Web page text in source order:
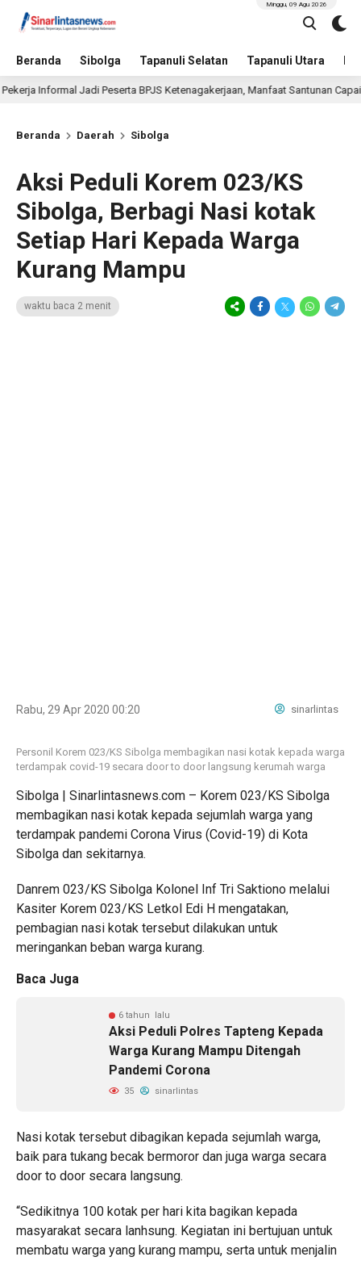
Beranda Sibolga Tapanuli Selatan Tapanuli Utara
Minggu, 09 Agu 2026
Jadi Peserta BPJS Ketenagakerjaan, Manfaat Santunan Capai Ratusan
Beranda Daerah Sibolga
Aksi Peduli Korem 023/KS
Sibolga, Berbagi Nasi kotak
Setiap Hari Kepada Warga
Kurang Mampu
waktu baca 2 menit
Rabu, 29 Apr 2020 00:20 sinarlintas
Personil Korem 023/KS Sibolga membagikan nasi kotak kepada warga
terdampak covid-19 secara door to door langsung kerumah warga
Sibolga | Sinarlintasnews.com – Korem 023/KS Sibolga
membagikan nasi kotak kepada sejumlah warga yang
terdampak pandemi Corona Virus (Covid-19) di Kota
Sibolga dan sekitarnya.
Danrem 023/KS Sibolga Kolonel Inf Tri Saktiono melalui
Kasiter Korem 023/KS Letkol Edi H mengatakan,
pembagian nasi kotak tersebut dilakukan untuk
meringankan beban warga kurang.
Baca Juga
6 tahun lalu
Aksi Peduli Polres Tapteng Kepada
Warga Kurang Mampu Ditengah
Pandemi Corona
35 sinarlintas
Nasi kotak tersebut dibagikan kepada sejumlah warga,
baik para tukang becak bermoror dan juga warga secara
door to door secara langsung.
“Sedikitnya 100 kotak per hari kita bagikan kepada
masyarakat secara lanhsung. Kegiatan ini bertujuan untuk
membatu warga yang kurang mampu, serta untuk menjalin